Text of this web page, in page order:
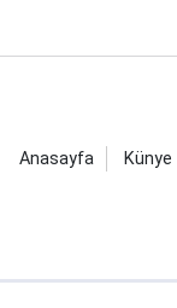
Anasayfa Künye